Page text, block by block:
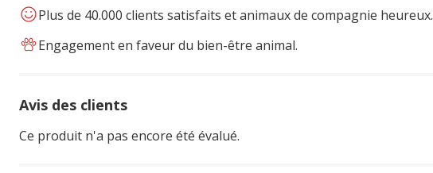
Plus de 40.000 clients satisfaits et animaux de compagnie heureux.
Engagement en faveur du bien-être animal.
Avis des clients
Ce produit n'a pas encore été évalué.